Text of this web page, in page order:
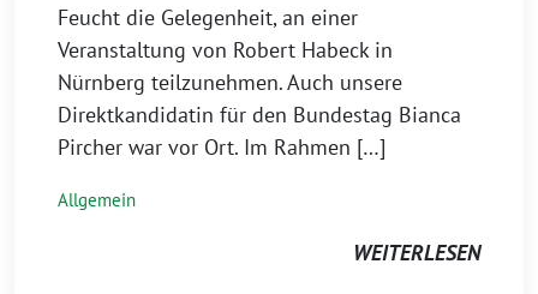
Feucht die Gelegenheit, an einer
Veranstaltung von Robert Habeck in
Nürnberg teilzunehmen. Auch unsere
Direktkandidatin für den Bundestag Bianca
Pircher war vor Ort. Im Rahmen […]
Allgemein
WEITERLESEN